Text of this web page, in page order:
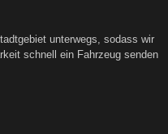
unterwegs, sodass wir
schnell ein Fahrzeug senden